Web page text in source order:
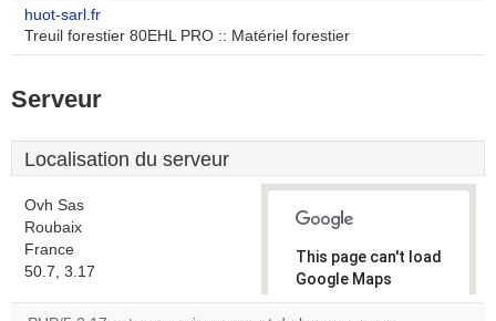
huot-sarl.fr
Treuil forestier 80EHL PRO :: Matériel forestier
Serveur
Localisation du serveur
Ovh Sas
Roubaix
France
50.7, 3.17
This page can't load
Google Maps
correctly.